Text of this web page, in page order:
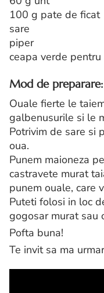
100 g pate de ficat
sare
piper
ceapa verde pentru
Mod de preparare:
Ouale fierte le
galbenusurile si le
Potrivim de sare si
oua.
Punem maioneza
castravete murat
punem ouale, care
Puteti folosi in loc
gogosar murat sau
Pofta buna!
Te invit sa ma